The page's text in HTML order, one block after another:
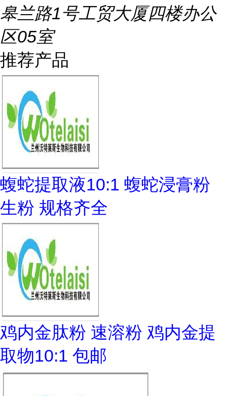
皋兰路1号工贸大厦四楼办公
区05室
推荐产品
蝮蛇提取液10:1 蝮蛇浸膏粉
生粉 规格齐全
鸡内金肽粉 速溶粉 鸡内金提
取物10:1 包邮